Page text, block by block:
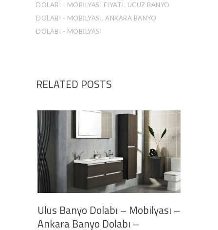
DOLABI - MOBILYASI FIYATI, UCUZ BANYO
DOLABI - MOBILYASI, ANKARA BANYO
DOLABI - MOBILYASI
RELATED POSTS
Ulus Banyo Dolabı – Mobilyası –
Ankara Banyo Dolabı –